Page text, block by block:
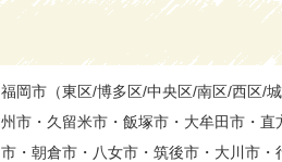
福岡市（東区/博多区/中央区/南区/西区/
州市・久留米市・飯塚市・大牟田市・直
市・朝倉市・八女市・筑後市・大川市・